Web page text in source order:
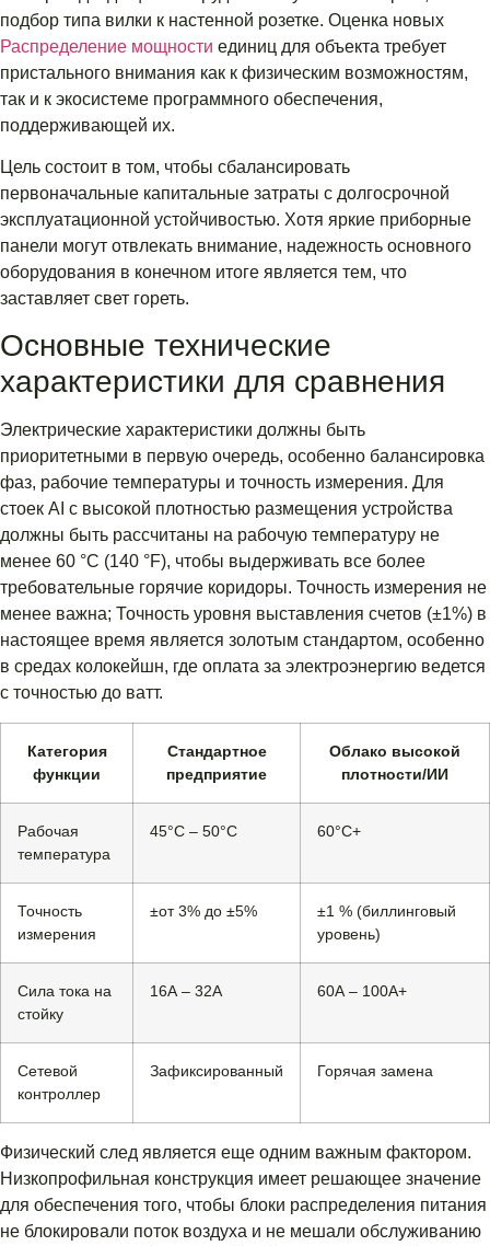
подбор типа вилки к настенной розетке. Оценка новых
Распределение мощности единиц для объекта требует
пристального внимания как к физическим возможностям,
так и к экосистеме программного обеспечения,
поддерживающей их.
Цель состоит в том, чтобы сбалансировать
первоначальные капитальные затраты с долгосрочной
эксплуатационной устойчивостью. Хотя яркие приборные
панели могут отвлекать внимание, надежность основного
оборудования в конечном итоге является тем, что
заставляет свет гореть.
Основные технические
характеристики для сравнения
Электрические характеристики должны быть
приоритетными в первую очередь, особенно балансировка
фаз, рабочие температуры и точность измерения. Для
стоек AI с высокой плотностью размещения устройства
должны быть рассчитаны на рабочую температуру не
менее 60 °C (140 °F), чтобы выдерживать все более
требовательные горячие коридоры. Точность измерения не
менее важна; Точность уровня выставления счетов (±1%) в
настоящее время является золотым стандартом, особенно
в средах колокейшн, где оплата за электроэнергию ведется
с точностью до ватт.
Категория
функции
Стандартное
предприятие
Облако высокой
плотности/ИИ
Рабочая
температура
45°С – 50°С 60°С+
Точность
измерения
±от 3% до ±5%
±1 % (биллинговый
уровень)
Сила тока на
стойку
16А – 32А 60А – 100А+
Сетевой
контроллер
Зафиксированный Горячая замена
Физический след является еще одним важным фактором.
Низкопрофильная конструкция имеет решающее значение
для обеспечения того, чтобы блоки распределения питания
не блокировали поток воздуха и не мешали обслуживанию